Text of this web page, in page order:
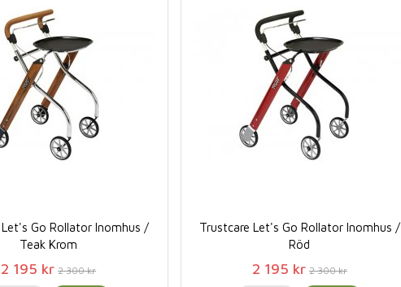
Go Rollator Inomhus /
Teak Krom
2 195 kr 2 300 kr
Trustcare Let's Go Rollator Inomhus /
Röd
2 195 kr 2 300 kr